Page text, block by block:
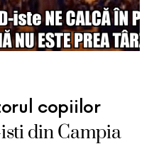
copiilor
din Campia